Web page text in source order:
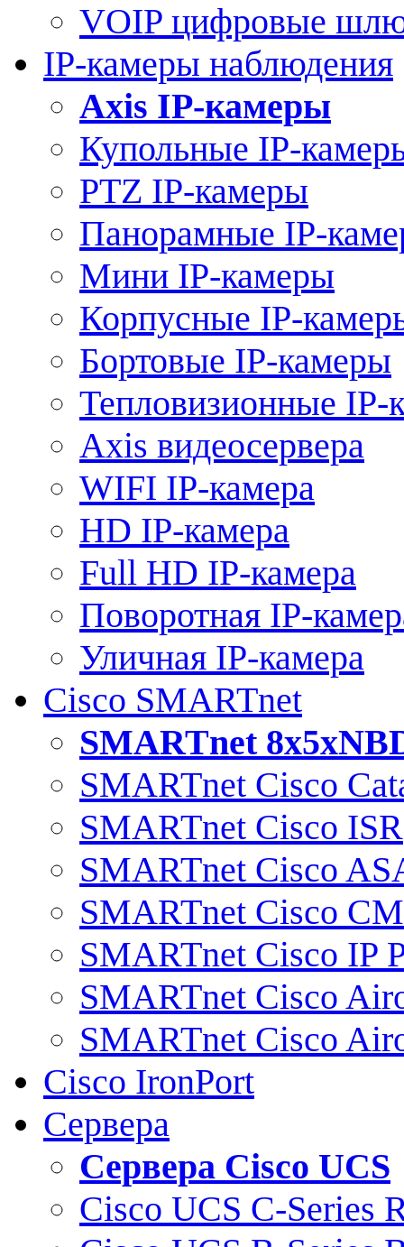
VOIP цифровые
IP-камеры наблюдения
Axis IP-камеры
Купольные IP-
PTZ IP-камеры
Панорамные IP-
Мини IP-камеры
Корпусные IP-
Бортовые IP-камеры
Тепловизионные IP-
Axis видеосервера
WIFI IP-камера
HD IP-камера
Full HD IP-камера
Поворотная IP-
Уличная IP-камера
Cisco SMARTnet
SMARTnet
SMARTnet Cisco
SMARTnet Cisco ISR
SMARTnet Cisco
SMARTnet Cisco
SMARTnet Cisco IP
SMARTnet Cisco
SMARTnet Cisco
Cisco IronPort
Сервера
Сервера Cisco UCS
Cisco UCS C-Series